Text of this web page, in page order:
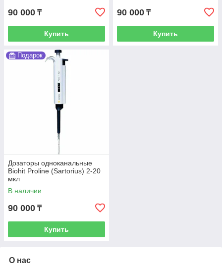
90 000 ₸
Купить
90 000 ₸
Купить
Подарок
Дозаторы одноканальные
Biohit Proline (Sartorius) 2-20
мкл
В наличии
90 000 ₸
Купить
О нас